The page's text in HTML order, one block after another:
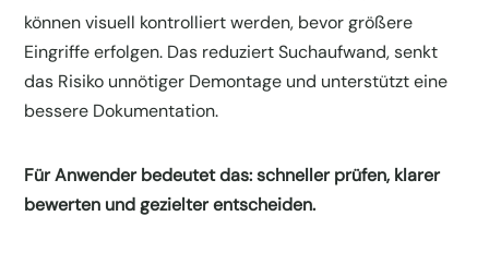
können visuell kontrolliert werden, bevor größere
Eingriffe erfolgen. Das reduziert Suchaufwand, senkt
das Risiko unnötiger Demontage und unterstützt eine
bessere Dokumentation.
Für Anwender bedeutet das: schneller prüfen, klarer
bewerten und gezielter entscheiden.